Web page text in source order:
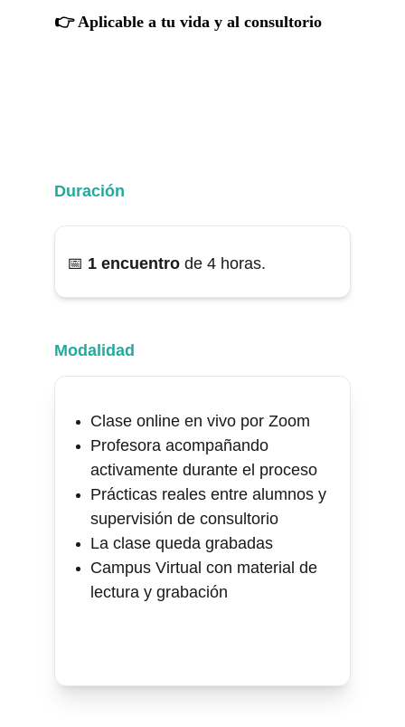
Duración
Modalidad
Clase online en vivo por Zoom
Profesora acompañando
activamente durante el proceso
Prácticas reales entre alumnos y
supervisión de consultorio
La clase queda grabadas
Campus Virtual con material de
lectura y grabación
📅 1 encuentro de 4 horas.
👉 Aplicable a tu vida y al consultorio